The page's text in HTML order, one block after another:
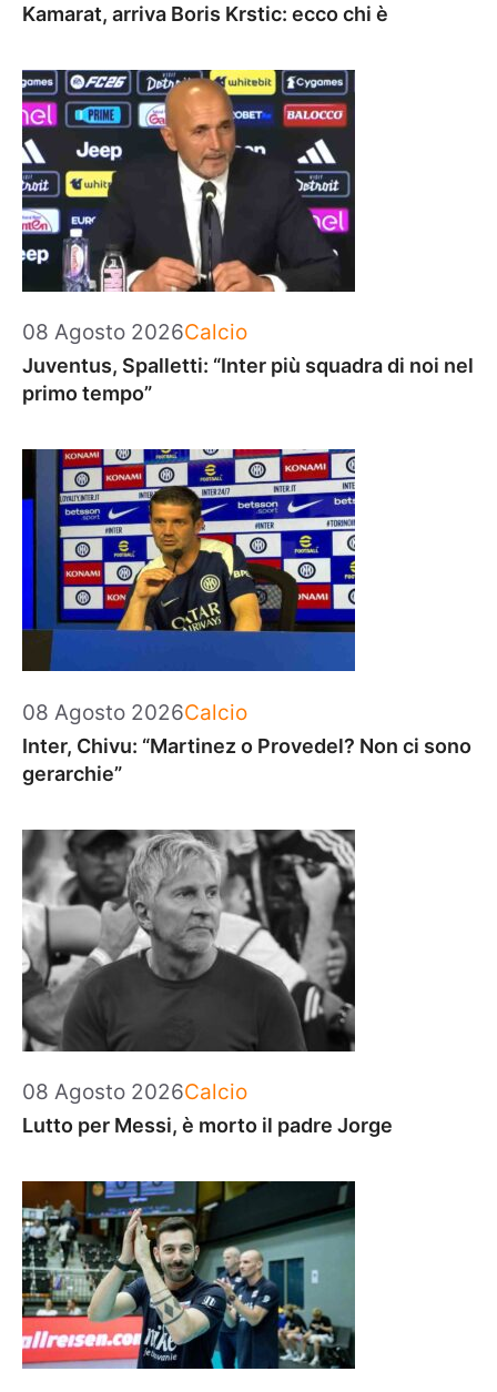
Kamarat, arriva Boris Krstic: ecco chi è
08 Agosto 2026Categorie
Calcio
Juventus, Spalletti: “Inter più squadra di noi nel
primo tempo”
08 Agosto 2026Categorie
Calcio
Inter, Chivu: “Martinez o Provedel? Non ci sono
gerarchie”
08 Agosto 2026Categorie
Calcio
Lutto per Messi, è morto il padre Jorge